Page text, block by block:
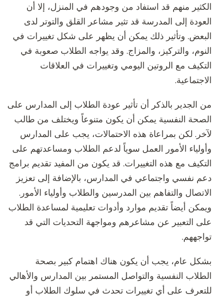
الكثير منهم قد استفاد من وجودهم في المنزل، إلا أن
العودة إلى المدرسة قد تثير مشاعر القلق والتوتر لدى
البعض. وتأثير ذلك يمكن أن يظهر على شكل تغييرات في
النوم، والتركيز، والمزاج. وقد يواجه الطلاب صعوبة في
التكيف مع الروتين اليومي وتغييرات في العلاقات
الاجتماعية.
من الجدير بالذكر أن تأثير عودة الطلاب إلى المدارس على
الصحة النفسية يمكن أن يكون متنوعاً ويختلف من طالب
لآخر. لكن بمراعاة هذه الاحتمالات، يجب على المدارس
وأولياء الأمور العمل سوياً لدعم الطلاب ومساعدتهم على
التكيف مع هذه التغييرات. قد يكون من المفيد تقديم برامج
دعم نفسي واجتماعي في المدارس، بالإضافة إلى تعزيز
الاتصال والتفاهم بين المدرسين والطلاب وأولياء الأمور.
ويمكن أيضاً تقديم موارد وأدوات تعليمية لمساعدة الطلاب
على التعبير عن مشاعرهم ومواجهة التحديات التي قد
تواجههم.
بشكل عام، يجب أن يكون هناك اهتمام كبير بصحة
الطلاب النفسية والتواصل المستمر بين المدارس والأهالي
للتعرف على أي تغييرات تحدث في سلوك الطلاب أو